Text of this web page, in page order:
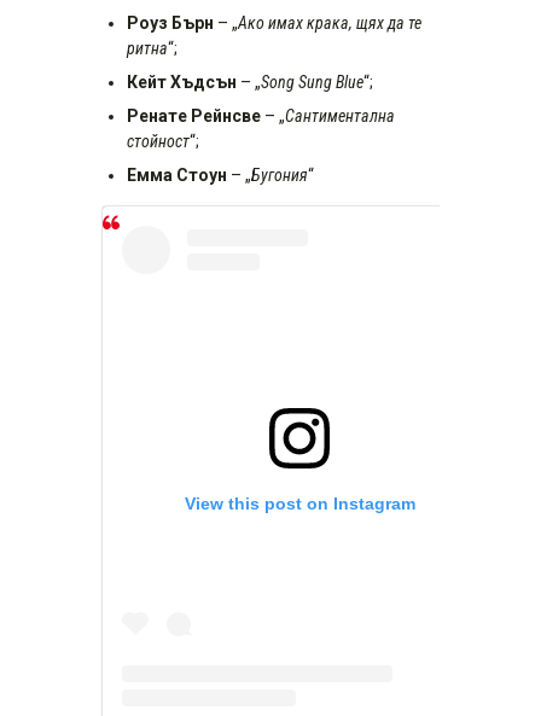
Роуз Бърн – „Ако имах крака, щях да те
ритна“;
Кейт Хъдсън – „Song Sung Blue“;
Ренате Рейнсве – „Сантиментална
стойност“;
Емма Стоун – „Бугония“
View this post on Instagram